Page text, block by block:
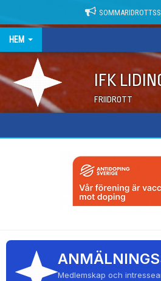
HEM
IFK
FRIIDROTT
Medlemskap och